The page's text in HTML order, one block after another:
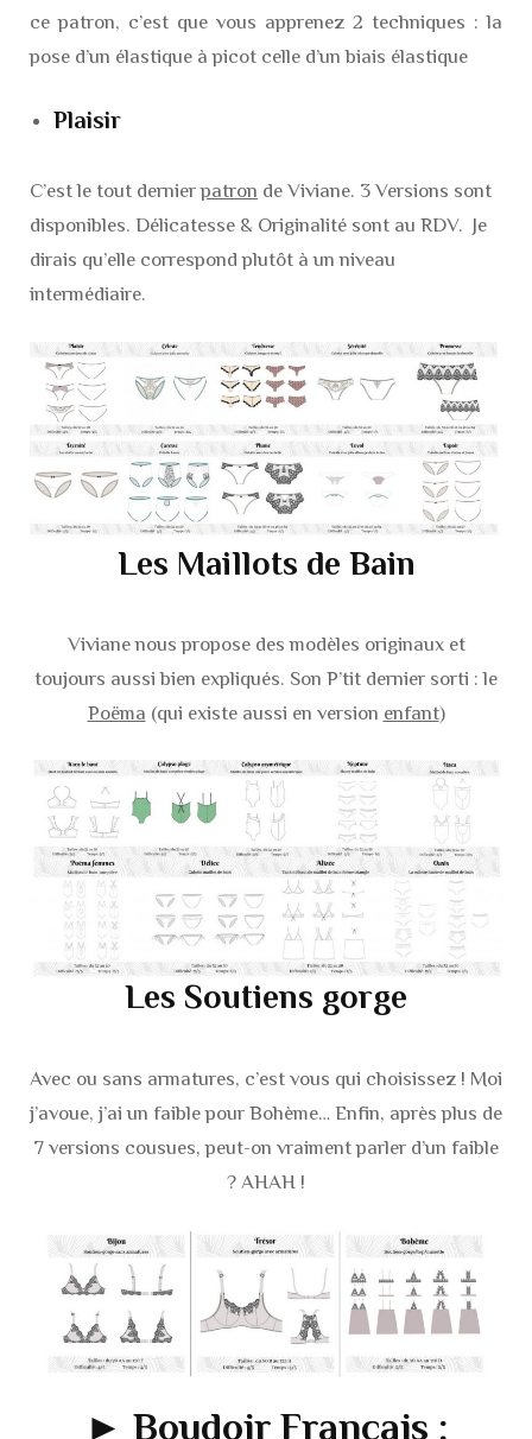
ce patron, c’est que vous apprenez 2 techniques : la
pose d’un élastique à picot celle d’un biais élastique
Plaisir
C’est le tout dernierpatron de Viviane. 3 Versions sont
disponibles. Délicatesse & Originalité sont au RDV. Je
dirais qu’elle correspond plutôt à un niveau
intermédiaire.
Les Maillots de Bain
Viviane nous propose des modèles originaux et
toujours aussi bien expliqués. Son P’tit dernier sorti : le
Poëma (qui existe aussi en version enfant)
Les Soutiens gorge
Avec ou sans armatures, c’est vous qui choisissez ! Moi
j’avoue, j’ai un faible pour Bohème… Enfin, après plus de
7 versions cousues, peut-on vraiment parler d’un faible
? AHAH !
► Boudoir Français :